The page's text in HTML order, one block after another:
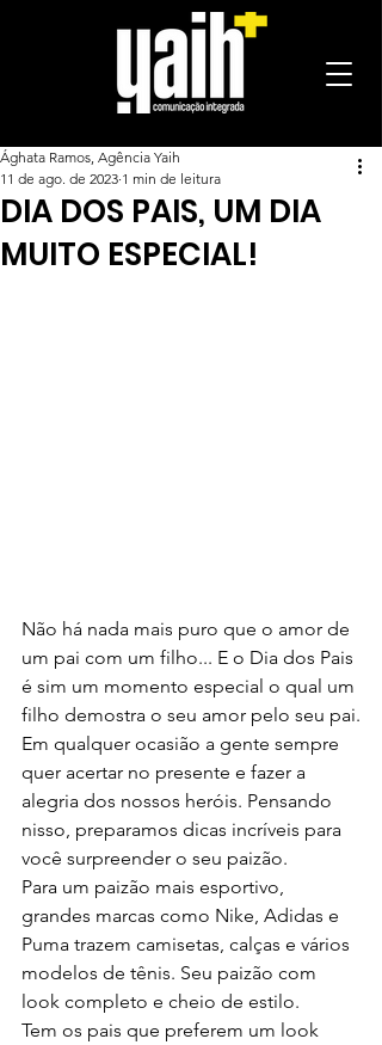
DIA DOS PAIS, UM DIA
MUITO ESPECIAL!
Ághata Ramos, Agência Yaih
11 de ago. de 2023 1 min de leitura
Não há nada mais puro que o amor de
um pai com um filho... E o Dia dos Pais
é sim um momento especial o qual um
filho demostra o seu amor pelo seu pai.
Em qualquer ocasião a gente sempre
quer acertar no presente e fazer a
alegria dos nossos heróis. Pensando
nisso, preparamos dicas incríveis para
você surpreender o seu paizão.
Para um paizão mais esportivo,
grandes marcas como Nike, Adidas e
Puma trazem camisetas, calças e vários
modelos de tênis. Seu paizão com
look completo e cheio de estilo.
Tem os pais que preferem um look